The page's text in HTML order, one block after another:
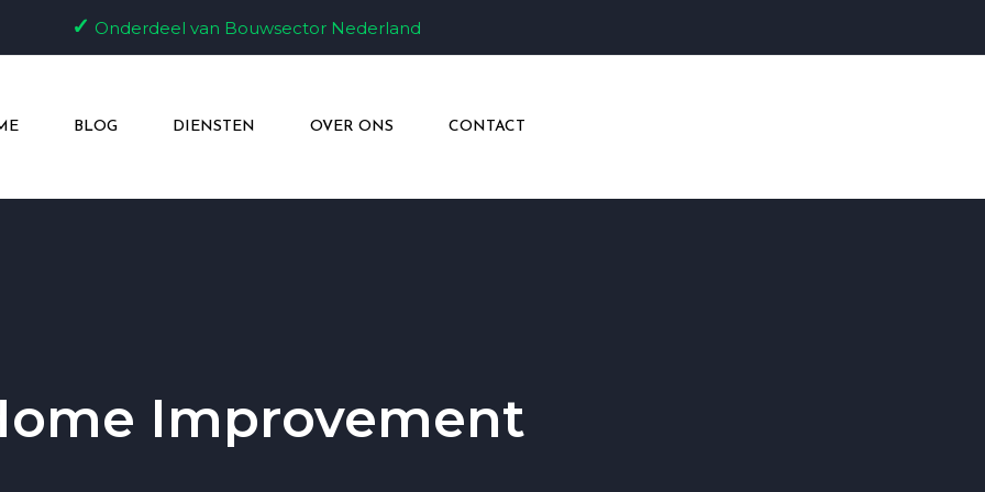
✓ Onderdeel van Bouwsector Nederland
BLOG DIENSTEN OVER ONS CONTACT
Improvement